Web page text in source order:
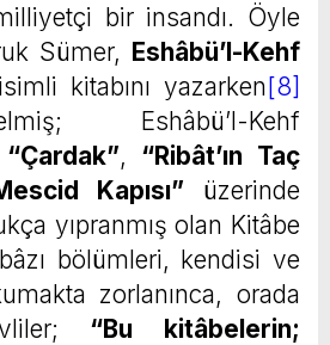
bir insandı. Öyle
Sümer, Eshâbü’l-Kehf
isimli kitabını yazarken[8]
Eshâbü’l-Kehf
“Çardak”, “Ribât’ın Taç
Kapısı” üzerinde
yıpranmış olan Kitâbe
bölümleri, kendisi ve
zorlanınca, orada
“Bu kitâbelerin;